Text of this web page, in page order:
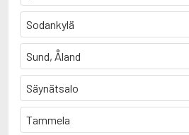
Sodankylä
Sund, Åland
Säynätsalo
Tammela